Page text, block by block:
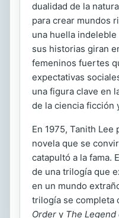
dualidad de la
para crear mundos
una huella
sus historias giran
femeninos fuertes
expectativas
una figura clave en
de la ciencia ficción
En 1975, Tanith Lee
novela que se
catapultó a la fama.
de una trilogía que
en un mundo
trilogía se completa
Order y The